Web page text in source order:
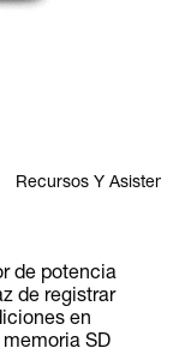
Recursos Y
de potencia
de registrar
en
SD